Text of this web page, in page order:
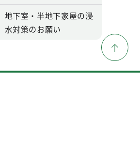
地下室・半地下家屋の浸
水対策のお願い